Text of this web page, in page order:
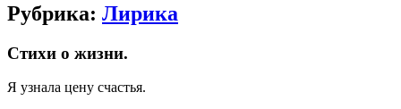
Рубрика: Лирика
Стихи о жизни.
Я узнала цену счастья.